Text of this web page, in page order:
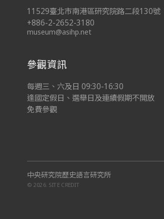
11529臺北市南港區研究院路二段130號
+886-2-2652-3180
museum@asihp.net
參觀資訊
每週三、六及日 09:30-16:30
逢國定假日、選舉日及連續假期不開放
免費參觀
中央研究院歷史語言研究所
© 2026. SITE CREDIT